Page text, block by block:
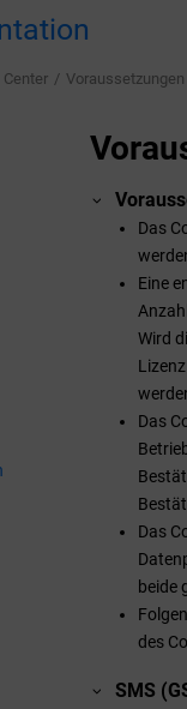
Das
Eine
Wird
Das
Das
beide
des
SMS